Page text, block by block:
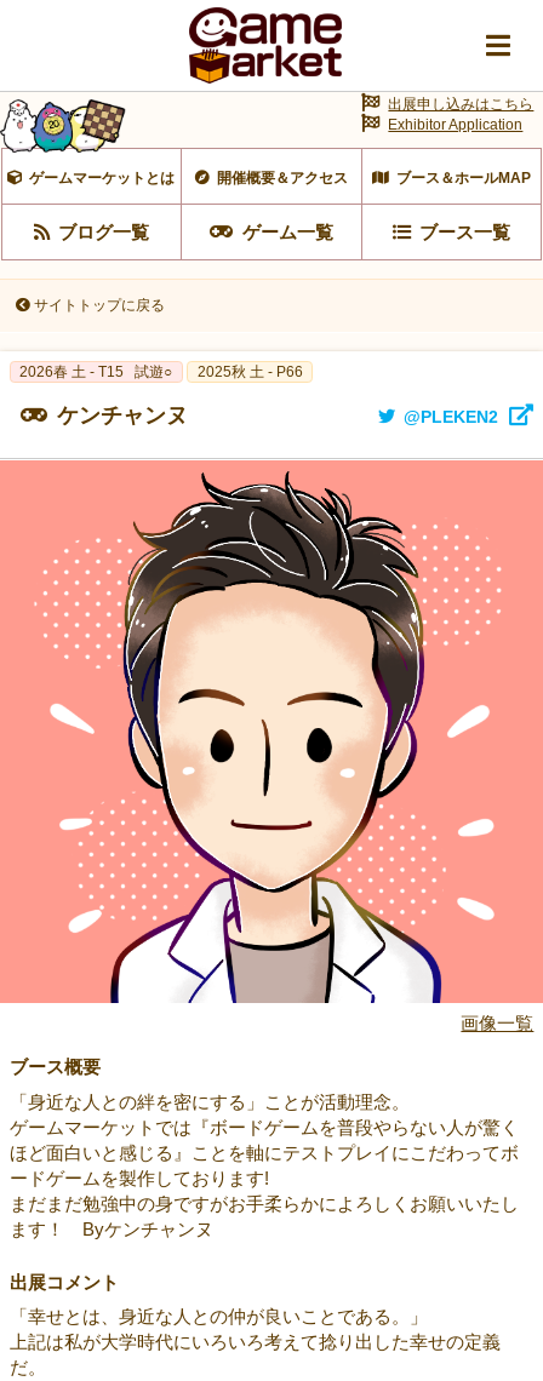
ゲームマーケットとは 開催概要＆アクセス ブース＆ホールMAP
ブログ一覧 ゲーム一覧 ブース一覧
出展申し込みはこちら
Exhibitor Application
サイトトップに戻る
2026春 土 - T15 試遊○ 2025秋 土 - P66
ケンチャンヌ @PLEKEN2
画像一覧
ブース概要
「身近な人との絆を密にする」ことが活動理念。
ゲームマーケットでは『ボードゲームを普段やらない人が驚く
ほど面白いと感じる』ことを軸にテストプレイにこだわってボ
ードゲームを製作しております!
まだまだ勉強中の身ですがお手柔らかによろしくお願いいたし
ます！ Byケンチャンヌ
出展コメント
「幸せとは、身近な人との仲が良いことである。」
上記は私が大学時代にいろいろ考えて捻り出した幸せの定義
だ。